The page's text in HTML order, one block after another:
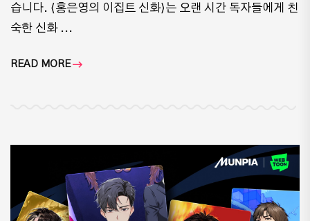
습니다. ⟨홍은영의 이집트 신화⟩는 오랜 시간 독자들에게 친
숙한 신화 ...
READ MORE